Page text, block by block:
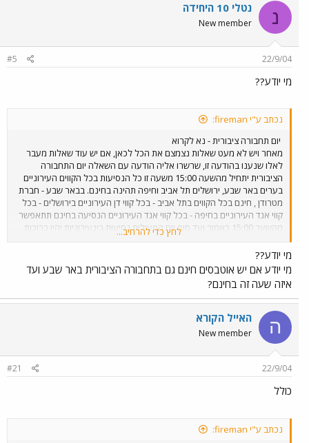
נ נטלי 10 היחידה
New member
22/9/04
#5
מי יודע??
נכתב ע"י fireman:
יום תחבורה ציבורית - נא לקרוא
מאחר ויש לא מעט שאלות נצמצם את הכל לכאן, אם יש עוד שאלות מעבר
לאלו שנענו בהודעה זו, שרשרו אליה הודעה עם השאלה יום התחבורה
הציבורית יתחיל מהשעה 15:00 משעה זו כל הנסיעות בכל הקווים העירוניים
בערים באר שבע, ירושלים תל אביב וחיפה תהינה בחינם. בבאר שבע - חברת
מטרודן , חינם בכל הקווים בתל אביב - בכל קווי דן העירוניים בירושלים - בכל
קווי אגד העירוניים בחיפה - בכל קווי אגד העירוניים הנסיעה בחינם תתאפשר
מהשער 15:00 כאמור ועד סוף יום הפעילות נסיעות בינעירוניות יהיו כרוכות
בתשלום בכל שעות היממה. הנסיעות ברכבת ישראל כרוכות בתשלום שתהיה
לכולם נסיעה טובה ומהנה!
לחץ כדי להרחיב...
מי יודע??
מי יודע אם יש אוטבסים חינם גם בתחבורה הציבורית באר שבע ועד
איזה שעה זה בחינם?
ה האייל הקורא
New member
22/9/04
#21
כולל
נכתב ע"י fireman: